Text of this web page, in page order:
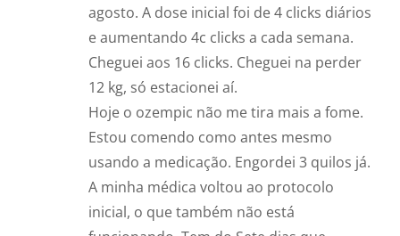
agosto. A dose inicial foi de 4 clicks diários
e aumentando 4c clicks a cada semana.
Cheguei aos 16 clicks. Cheguei na perder
12 kg, só estacionei aí.
Hoje o ozempic não me tira mais a fome.
Estou comendo como antes mesmo
usando a medicação. Engordei 3 quilos já.
A minha médica voltou ao protocolo
inicial, o que também não está